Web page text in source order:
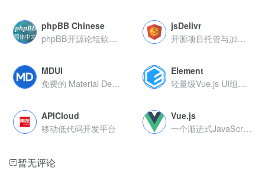
phpBB Chinese
phpBB开源论坛软件的中文本地化版本
jsDelivr
开源项目托管与加速平台
MDUI
免费的 Material Design 前端框架
Element
轻量级Vue.js UI组件库
APICloud
移动低代码开发平台
Vue.js
一个渐进式JavaScript框架
暂无评论